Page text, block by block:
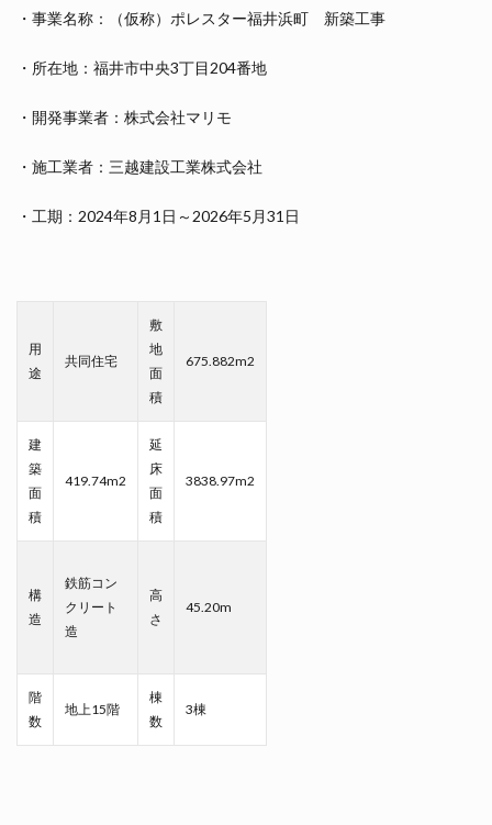
・事業名称：（仮称）ポレスター福井浜町 新築工事
・所在地：福井市中央3丁目204番地
・開発事業者：株式会社マリモ
・施工業者：三越建設工業株式会社
・工期：2024年8月1日～2026年5月31日
用
途
共同住宅
敷
地
面
積
675.882m2
建
築
面
積
419.74m2
延
床
面
積
3838.97m2
構
造
鉄筋コン
クリート
造
高
さ
45.20m
階
数
地上15階
棟
数
3棟